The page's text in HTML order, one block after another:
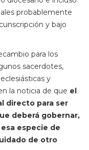
probablemente
y bajo
para los
sacerdotes,
y
la noticia de que el
directo para ser
deberá gobernar,
especie de
de otro